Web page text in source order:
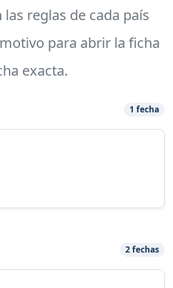
reglas de cada país
para abrir la ficha
exacta.
1 fecha
2 fechas